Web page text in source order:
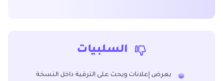
السلبيات
يعرض إعلانات ويحث على الترقية داخل النسخة